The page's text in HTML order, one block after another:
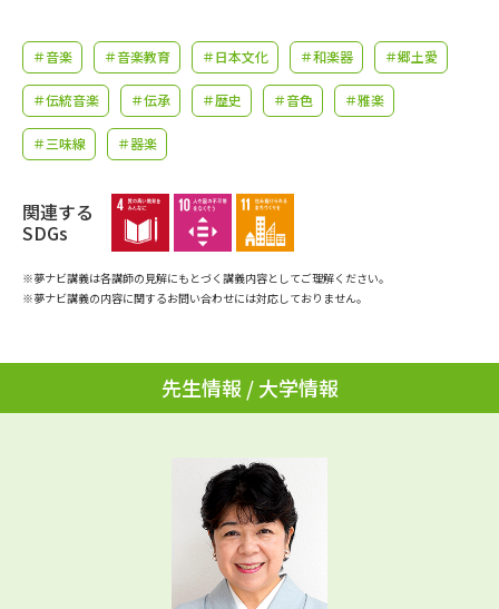
大学で学びたい学問発見
学問のミニ講義「夢ナビ講義」 学問分野解説
ユーザーサポート
Ｑ＆Ａ よくあるご質問 大学進学IDについて
受付内容・発送状況の確認
テレメール
テレメール進学カタログ
訂正のご案内
＃音楽 ＃音楽教育 ＃日本文化 ＃和楽器 ＃郷土愛
＃伝統音楽 ＃伝承 ＃歴史 ＃音色 ＃雅楽
＃三味線 ＃器楽
関連する
SDGs
※夢ナビ講義は各講師の見解にもとづく講義内容としてご理解ください。
※夢ナビ講義の内容に関するお問い合わせには対応しておりません。
先生情報 / 大学情報